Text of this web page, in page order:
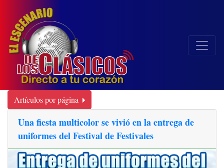
Artículos por página
Una fiesta multicolor se vivió en la entrega de
uniformes del Festival de Festivales